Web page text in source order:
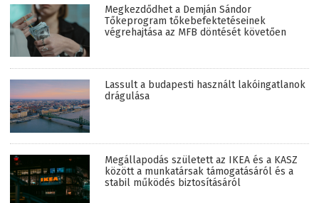
Megkezdődhet a Demján Sándor
Tőkeprogram tőkebefektetéseinek
végrehajtása az MFB döntését követően
Lassult a budapesti használt lakóingatlanok
drágulása
Megállapodás született az IKEA és a KASZ
között a munkatársak támogatásáról és a
stabil működés biztosításáról